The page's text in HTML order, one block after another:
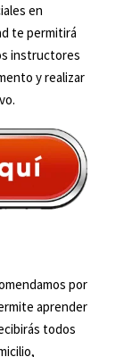
en
te permitirá
instructores
y realizar
por
aprender
todos